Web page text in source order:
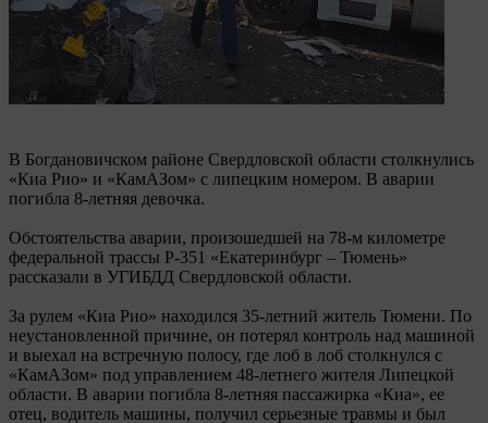
В Богдановичском районе Свердловской области столкнулись
«Киа Рио» и «КамАЗом» с липецким номером. В аварии
погибла 8-летняя девочка.
Обстоятельства аварии, произошедшей на 78-м километре
федеральной трассы Р-351 «Екатеринбург – Тюмень»
рассказали в УГИБДД Свердловской области.
За рулем «Киа Рио» находился 35-летний житель Тюмени. По
неустановленной причине, он потерял контроль над машиной
и выехал на встречную полосу, где лоб в лоб столкнулся с
«КамАЗом» под управлением 48-летнего жителя Липецкой
области. В аварии погибла 8-летняя пассажирка «Киа», ее
отец, водитель машины, получил серьезные травмы и был